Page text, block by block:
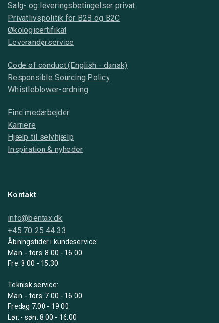
Salg- og leveringsbetingelser privat
Privatlivspolitik for B2B og B2C
Økologicertifikat
Leverandørservice
Code of conduct (English - dansk)
Responsible Sourcing Policy
Whistleblower-ordning
Find medarbejder
Karriere
Hjælp til selvhjælp
Inspiration & nyheder
Kontakt
info@bentax.dk
+45 70 25 44 33
Åbningstider i kundeservice:
Man. - tors. 8.00 - 16.00
Fre. 8.00 - 15:30
Teknisk service:
Man. - tors. 7.00 - 16.00
Fredag 7.00 - 19.00
Lør. - søn. 8.00 - 16.00